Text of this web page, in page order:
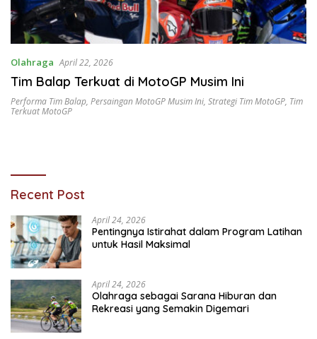
Olahraga April 22, 2026
Tim Balap Terkuat di MotoGP Musim Ini
Performa Tim Balap, Persaingan MotoGP Musim Ini, Strategi Tim MotoGP, Tim
Terkuat MotoGP
Recent Post
April 24, 2026
Pentingnya Istirahat dalam Program Latihan
untuk Hasil Maksimal
April 24, 2026
Olahraga sebagai Sarana Hiburan dan
Rekreasi yang Semakin Digemari